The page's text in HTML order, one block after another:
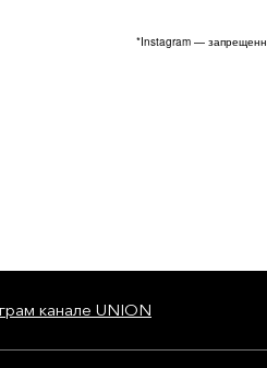
*Instagram —
канале UNION